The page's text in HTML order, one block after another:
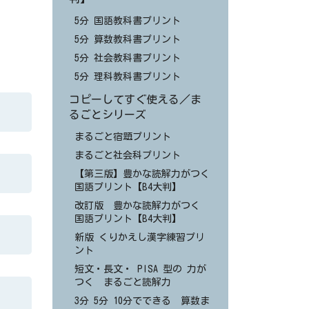
5分 国語教科書プリント
5分 算数教科書プリント
5分 社会教科書プリント
5分 理科教科書プリント
コピーしてすぐ使える／ま
るごとシリーズ
まるごと宿題プリント
まるごと社会科プリント
【第三版】豊かな読解力がつく
国語プリント【B4大判】
改訂版 豊かな読解力がつく
国語プリント【B4大判】
新版 くりかえし漢字練習プリ
ント
短文・長文・ PISA 型の 力が
つく まるごと読解力
3分 5分 10分でできる 算数ま